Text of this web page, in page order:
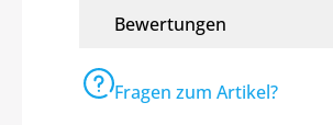
Bewertungen
Fragen zum Artikel?